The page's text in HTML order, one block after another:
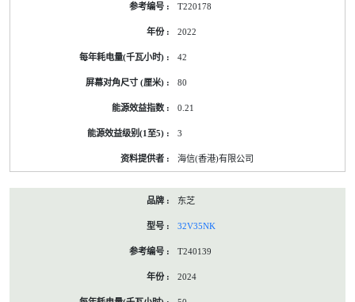
T220178
2022
42
80
0.21
3
海信(香港)有限公司
东芝
32V35NK
T240139
2024